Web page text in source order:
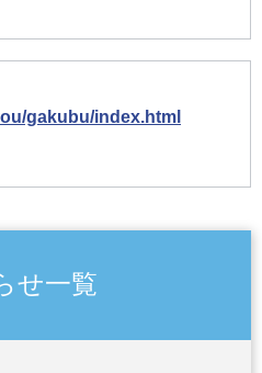
gakubu/index.html
せ一覧